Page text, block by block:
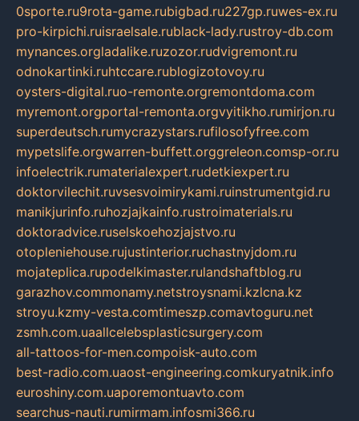
0sporte.ru9rota-game.rubigbad.ru227gp.ruwes-ex.ru
pro-kirpichi.ruisraelsale.rublack-lady.rustroy-db.com
mynances.orgladalike.ruzozor.rudvigremont.ru
odnokartinki.ruhtccare.rublogizotovoy.ru
oysters-digital.ruo-remonte.orgremontdoma.com
myremont.orgportal-remonta.orgvyitikho.rumirjon.ru
superdeutsch.rumycrazystars.rufilosofyfree.com
mypetslife.orgwarren-buffett.orggreleon.comsp-or.ru
infoelectrik.rumaterialexpert.rudetkiexpert.ru
doktorvilechit.ruvsesvoimirykami.ruinstrumentgid.ru
manikjurinfo.ruhozjajkainfo.rustroimaterials.ru
doktoradvice.ruselskoehozjajstvo.ru
otopleniehouse.rujustinterior.ruchastnyjdom.ru
mojateplica.rupodelkimaster.rulandshaftblog.ru
garazhov.commonamy.netstroysnami.kzlcna.kz
stroyu.kzmy-vesta.comtimeszp.comavtoguru.net
zsmh.com.uaallcelebsplasticsurgery.com
all-tattoos-for-men.compoisk-auto.com
best-radio.com.uaost-engineering.comkuryatnik.info
euroshiny.com.uaporemontuavto.com
searchus-nauti.rumirmam.infosmi366.ru